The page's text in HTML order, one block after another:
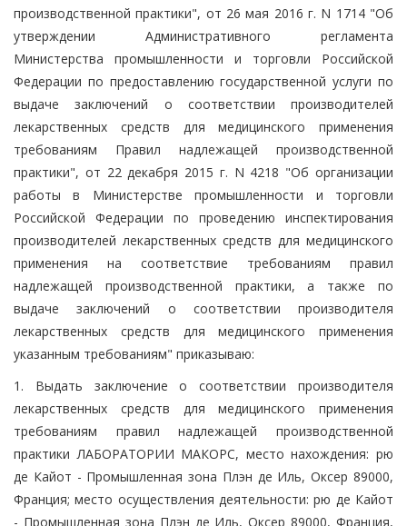
производственной практики", от 26 мая 2016 г. N 1714 "Об
утверждении Административного регламента
Министерства промышленности и торговли Российской
Федерации по предоставлению государственной услуги по
выдаче заключений о соответствии производителей
лекарственных средств для медицинского применения
требованиям Правил надлежащей производственной
практики", от 22 декабря 2015 г. N 4218 "Об организации
работы в Министерстве промышленности и торговли
Российской Федерации по проведению инспектирования
производителей лекарственных средств для медицинского
применения на соответствие требованиям правил
надлежащей производственной практики, а также по
выдаче заключений о соответствии производителя
лекарственных средств для медицинского применения
указанным требованиям" приказываю:
1. Выдать заключение о соответствии производителя
лекарственных средств для медицинского применения
требованиям правил надлежащей производственной
практики ЛАБОРАТОРИИ МАКОРС, место нахождения: рю
де Кайот - Промышленная зона Плэн де Иль, Оксер 89000,
Франция; место осуществления деятельности: рю де Кайот
- Промышленная зона Плэн де Иль, Оксер 89000, Франция,